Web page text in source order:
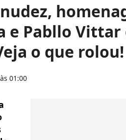
e Pabllo Vittar
o que rolou!
01:00